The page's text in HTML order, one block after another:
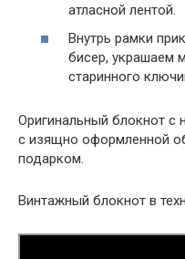
атласной лентой.
Внутрь рамки
бисер, украшаем
старинного
Оригинальный блокнот с
с изящно оформленной
подарком.
Винтажный блокнот в